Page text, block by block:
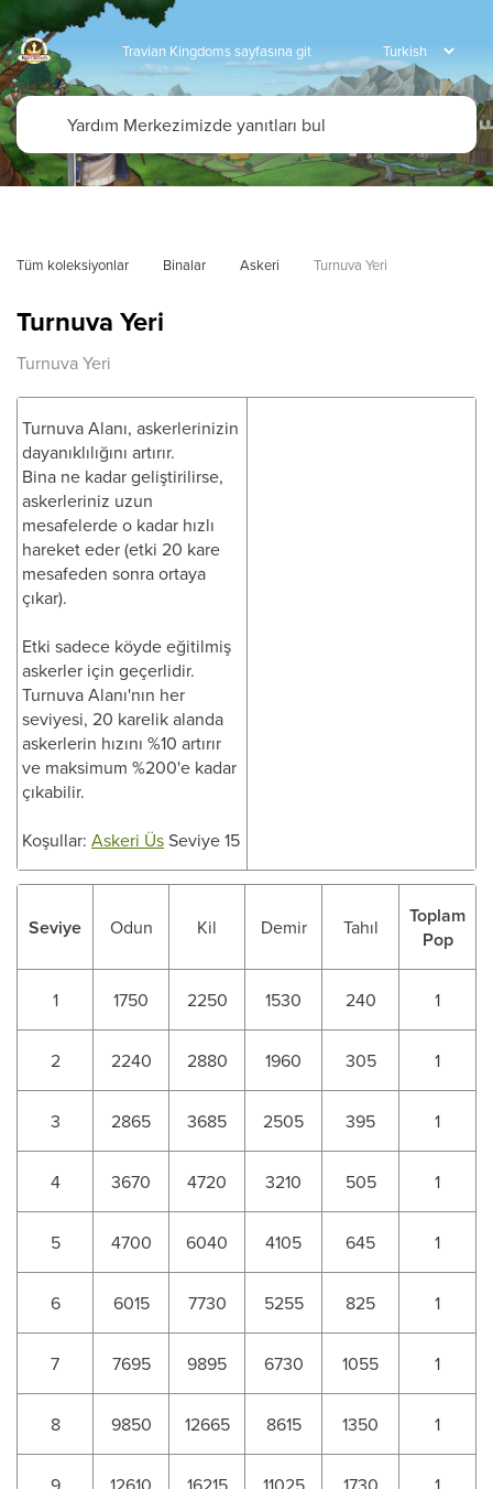
Travian Kingdoms sayfasına git
Tüm koleksiyonlar Binalar Askeri Turnuva Yeri
Turnuva Yeri
Turnuva Yeri
Turnuva Alanı, askerlerinizin
dayanıklılığını artırır.
Bina ne kadar geliştirilirse,
askerleriniz uzun
mesafelerde o kadar hızlı
hareket eder (etki 20 kare
mesafeden sonra ortaya
çıkar).
Etki sadece köyde eğitilmiş
askerler için geçerlidir.
Turnuva Alanı'nın her
seviyesi, 20 karelik alanda
askerlerin hızını %10 artırır
ve maksimum %200'e kadar
çıkabilir.
Koşullar: Askeri ÜsSeviye 15
Seviye Odun Kil Demir Tahıl
Toplam
Pop
1 1750 2250 1530 240 1
2 2240 2880 1960 305 1
3 2865 3685 2505 395 1
4 3670 4720 3210 505 1
5 4700 6040 4105 645 1
6 6015 7730 5255 825 1
7 7695 9895 6730 1055 1
8 9850 12665 8615 1350 1